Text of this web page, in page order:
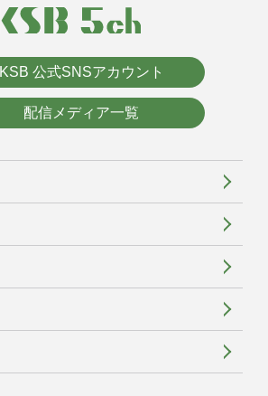
KSB 公式SNSアカウント
配信メディア一覧